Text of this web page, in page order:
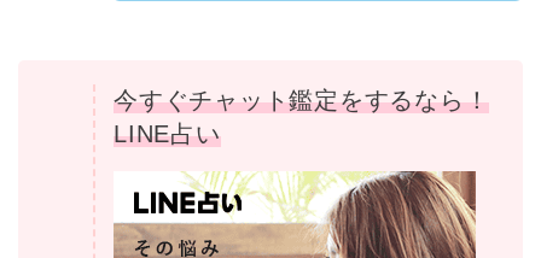
今すぐチャット鑑定をするなら！
LINE占い